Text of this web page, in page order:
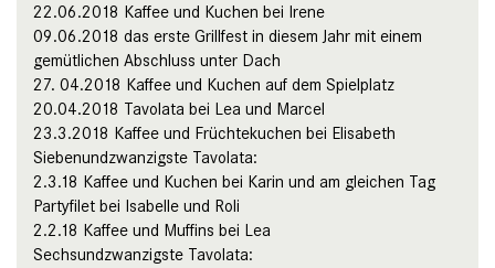
22.06.2018 Kaffee und Kuchen bei Irene
09.06.2018 das erste Grillfest in diesem Jahr mit einem
gemütlichen Abschluss unter Dach
27. 04.2018 Kaffee und Kuchen auf dem Spielplatz
20.04.2018 Tavolata bei Lea und Marcel
23.3.2018 Kaffee und Früchtekuchen bei Elisabeth
Siebenundzwanzigste Tavolata:
2.3.18 Kaffee und Kuchen bei Karin und am gleichen Tag
Partyfilet bei Isabelle und Roli
2.2.18 Kaffee und Muffins bei Lea
Sechsundzwanzigste Tavolata: